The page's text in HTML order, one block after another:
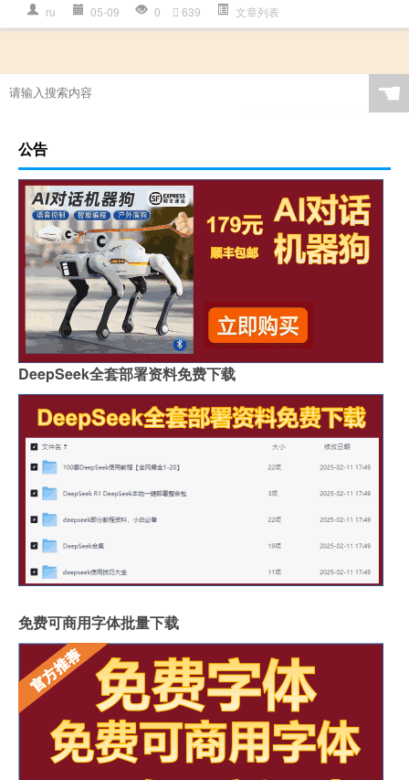
ru 05-09 0 639 文章列表
☚
公告
DeepSeek全套部署资料免费下载
免费可商用字体批量下载